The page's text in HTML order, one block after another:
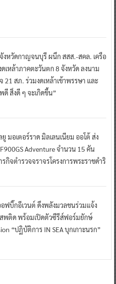
งหวัดกาญจนบุรี ผนึก สสส.-สคล. เครือ
ดเหล้าภาคตะวันตก 8 จังหวัด ลงนาม
21 สภ. ร่วมงดเหล้าเข้าพรรษา และ
สิ่งดี ๆ จะเกิดขึ้น”
มอเตอร์ราด มิลเลนเนียม ออโต้ ส่ง
Adventure จำนวน 15 คัน
กิจตำรวจจราจรโครงการพระราชดำริ
ฟบิ๊กอีเวนต์ ดึงพลังมวลชนร่วมแจ้ง
สพติด พร้อมเปิดตัวซีรีส์ฟอร์มยักษ์
“ปฏิบัติการ IN SEA บุกเกาะนรก”